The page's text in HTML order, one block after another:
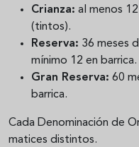
Crianza: al menos
(tintos).
Reserva: 36 meses
mínimo 12 en barrica.
Gran Reserva: 60
barrica.
Cada Denominación de
matices distintos.